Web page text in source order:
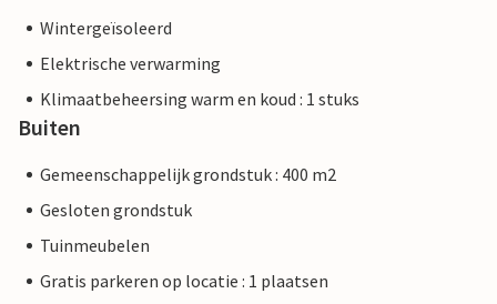
Wintergeïsoleerd
Elektrische verwarming
Klimaatbeheersing warm en koud : 1 stuks
Buiten
Gemeenschappelijk grondstuk : 400 m2
Gesloten grondstuk
Tuinmeubelen
Gratis parkeren op locatie : 1 plaatsen